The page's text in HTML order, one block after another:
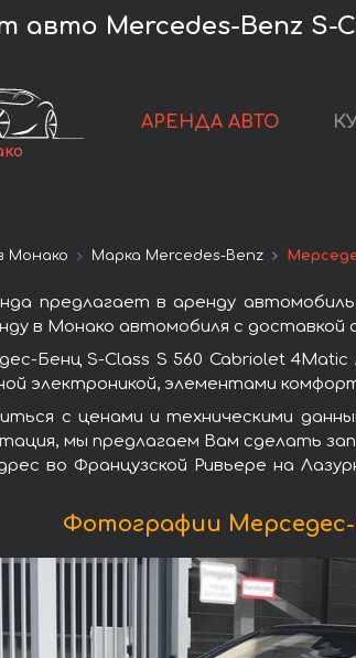
авто Mercedes-Benz S-
АРЕНДА АВТО
Монако Марка Mercedes-Benz
предлагает в аренду
в Монако автомобиля с доставкой
Бенц S-Class S 560 Cabriolet
электроникой, элементами
с ценами и техническими
мы предлагаем Вам сделать
во Французской Ривьере на
Фотографии Мерседес-